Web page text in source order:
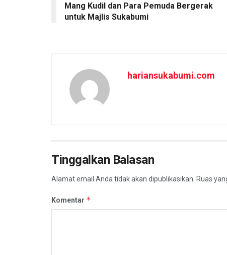
Mang Kudil dan Para Pemuda Bergerak
untuk Majlis Sukabumi
hariansukabumi.com
Tinggalkan Balasan
Alamat email Anda tidak akan dipublikasikan. Ruas
Komentar *